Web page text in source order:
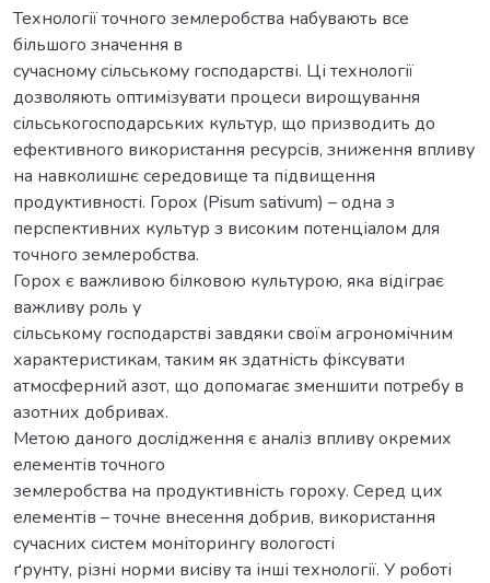
Технології точного землеробства набувають все
більшого значення в
сучасному сільському господарстві. Ці технології
дозволяють оптимізувати процеси вирощування
сільськогосподарських культур, що призводить до
ефективного використання ресурсів, зниження впливу
на навколишнє середовище та підвищення
продуктивності. Горох (Pisum sativum) – одна з
перспективних культур з високим потенціалом для
точного землеробства.
Горох є важливою білковою культурою, яка відіграє
важливу роль у
сільському господарстві завдяки своїм агрономічним
характеристикам, таким як здатність фіксувати
атмосферний азот, що допомагає зменшити потребу в
азотних добривах.
Метою даного дослідження є аналіз впливу окремих
елементів точного
землеробства на продуктивність гороху. Серед цих
елементів – точне внесення добрив, використання
сучасних систем моніторингу вологості
ґрунту, різні норми висіву та інші технології. У роботі